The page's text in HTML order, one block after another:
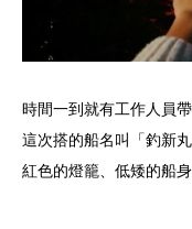
時間一到就有工作人員
這次搭的船名叫「釣新
紅色的燈籠、低矮的船